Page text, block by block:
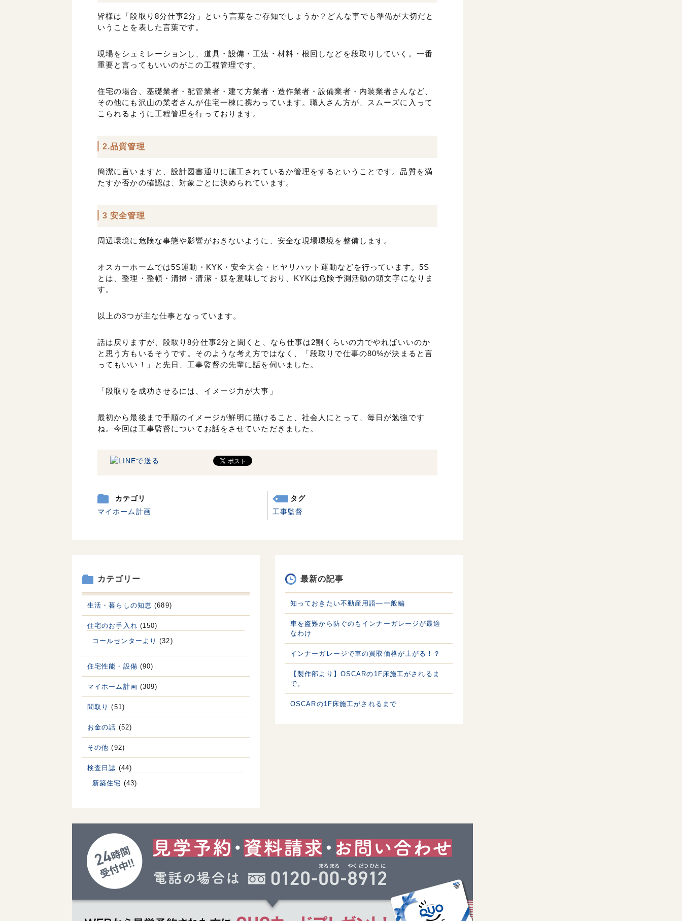
皆様は「段取り8分仕事2分」という言葉をご存知でしょうか？どんな事でも準備が大切だと
いうことを表した言葉です。
現場をシュミレーションし、道具・設備・工法・材料・根回しなどを段取りしていく。一番
重要と言ってもいいのがこの工程管理です。
住宅の場合、基礎業者・配管業者・建て方業者・造作業者・設備業者・内装業者さんなど、
その他にも沢山の業者さんが住宅一棟に携わっています。職人さん方が、スムーズに入って
こられるように工程管理を行っております。
2.品質管理
簡潔に言いますと、設計図書通りに施工されているか管理をするということです。品質を満
たすか否かの確認は、対象ごとに決められています。
3 安全管理
周辺環境に危険な事態や影響がおきないように、安全な現場環境を整備します。
オスカーホームでは5S運動・KYK・安全大会・ヒヤリハット運動などを行っています。5S
とは、整理・整頓・清掃・清潔・躾を意味しており、KYKは危険予測活動の頭文字になりま
す。
以上の3つが主な仕事となっています。
話は戻りますが、段取り8分仕事2分と聞くと、なら仕事は2割くらいの力でやればいいのか
と思う方もいるそうです。そのような考え方ではなく、「段取りで仕事の80%が決まると言
ってもいい！」と先日、工事監督の先輩に話を伺いました。
「段取りを成功させるには、イメージ力が大事」
最初から最後まで手順のイメージが鮮明に描けること、社会人にとって、毎日が勉強です
ね。今回は工事監督についてお話をさせていただきました。
カテゴリ
マイホーム計画
タグ
工事監督
最新の記事
知っておきたい不動産用語—一般編
車を盗難から防ぐのもインナーガレージが最適
なわけ
インナーガレージで車の買取価格が上がる！？
【製作部より】OSCARの1F床施工がされるま
で。
OSCARの1F床施工がされるまで
カテゴリー
生活・暮らしの知恵 (689)
住宅のお手入れ (150)
コールセンターより (32)
住宅性能・設備 (90)
マイホーム計画 (309)
間取り (51)
お金の話 (52)
その他 (92)
検査日誌 (44)
新築住宅 (43)